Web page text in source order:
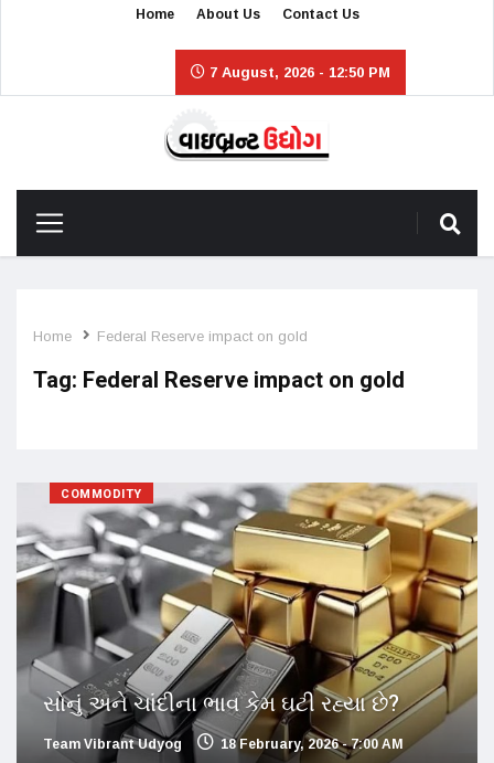
Home About Us Contact Us
7 August, 2026 - 12:50 PM
Home Federal Reserve impact on gold
Tag: Federal Reserve impact on gold
COMMODITY
સોનું અને ચાંદીના ભાવ કેમ ઘટી રહ્યા છે?
Team Vibrant Udyog 18 February, 2026 - 7:00 AM